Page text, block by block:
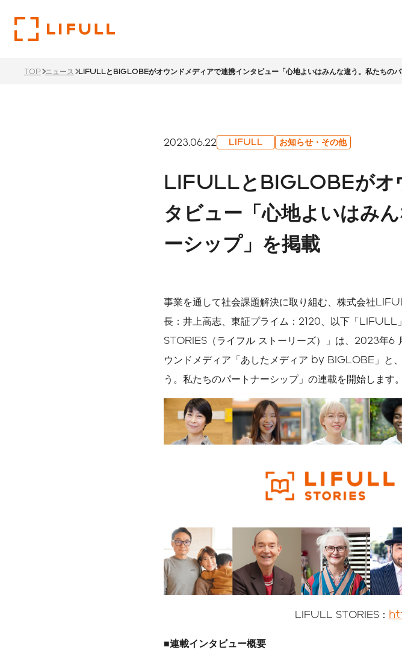
LIFULLアジェ
数字で見る
LIFULL
本社・支店・営業
ソーシャルメ
CMギャラリー
メディア掲載履
株主総会
アニュアルレポー
株主還元について 中期経営計画
IRカレンダー
リティ経営
サステナビリティ課題
ステークホルダーエンゲージメ
価値創造プロセス
人材
経営理
業文化
個人へ
TOP ニュース LIFULLとBIGLOBEがオウンドメディアで連携インタビュー「心地よいはみんな違う。私たちの
2023.06.22 LIFULL お知らせ・その他
LIFULLとBIGLOBEがオ
タビュー「心地よいはみ
ーシップ」を掲載
事業を通して社会課題解決に取り組む、株式会社
長：井上高志、東証プライム：2120、以下「LIFULL
STORIES（ライフル ストーリーズ）」は、2023年6
ウンドメディア「あしたメディア by BIGLOBE」と
う。私たちのパートナーシップ」の連載を開始します。
LIFULL STORIES：
■連載インタビュー概要